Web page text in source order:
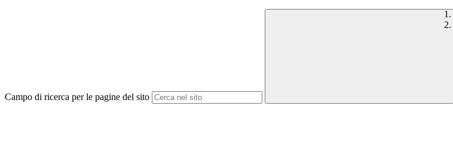
Campo di ricerca per le pagine del sito